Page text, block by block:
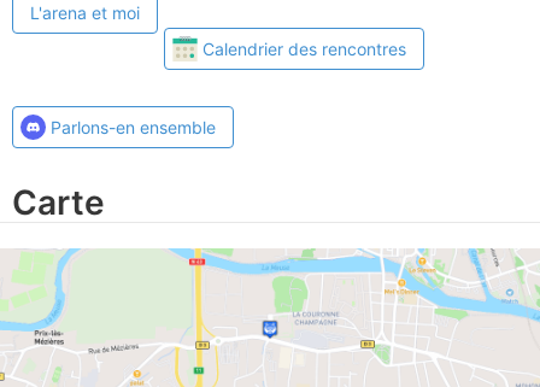
L'arena et moi
Calendrier des rencontres
Parlons-en ensemble
Carte